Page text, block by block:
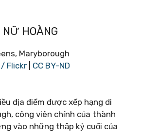
NỮ HOÀNG
Flickr CC BY-ND
địa điểm được xếp hạng di
công viên chính của thành
vào những thập kỷ cuối của